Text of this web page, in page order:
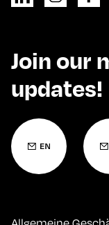
Join our
updates!